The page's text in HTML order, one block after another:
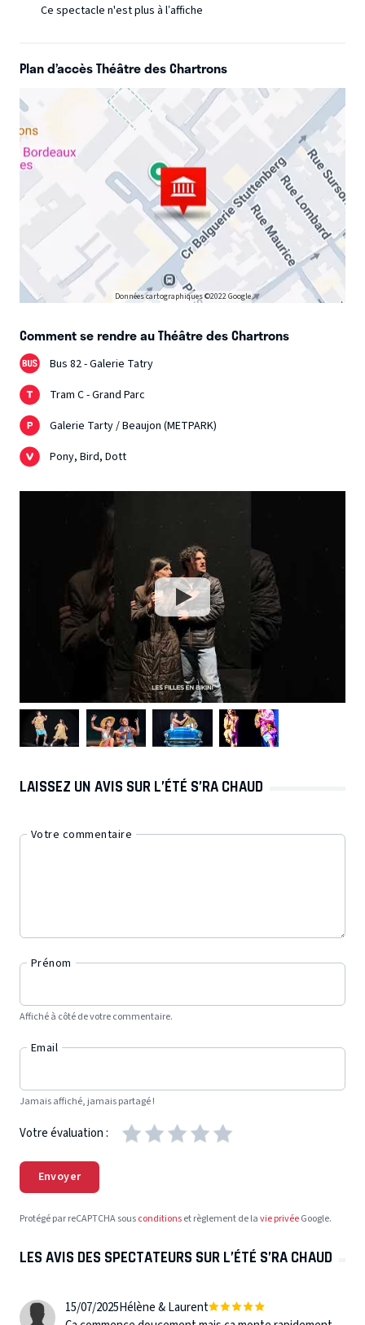
Ce spectacle n'est plus à l’affiche
Plan d’accès Théâtre des Chartrons
Données cartographiques ©2022 Google
Comment se rendre au Théâtre des Chartrons
Bus 82 - Galerie Tatry
Tram C - Grand Parc
Galerie Tarty / Beaujon (METPARK)
Pony, Bird, Dott
LAISSEZ UN AVIS SUR L’ÉTÉ S’RA CHAUD
Votre commentaire
Prénom
Affiché à côté de votre commentaire.
Email
Jamais affiché, jamais partagé !
Votre évaluation :
Envoyer
Protégé par reCAPTCHA sousconditionset règlement de lavie privéeGoogle.
LES AVIS DES SPECTATEURS SUR L’ÉTÉ S’RA CHAUD
15/07/2025Hélène & Laurent